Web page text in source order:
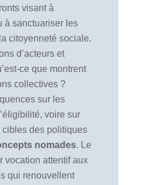
visant à
à sanctuariser les
citoyenneté sociale.
d’acteurs et
ce que montrent
collectives ?
sur les
voire sur
cibles des politiques
nomades. Le
vocation attentif aux
qui renouvellent